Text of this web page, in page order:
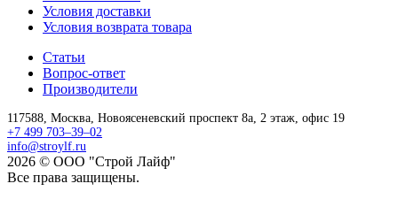
Условия доставки
Условия возврата товара
Статьи
Вопрос-ответ
Производители
117588, Москва, Новоясеневский проспект 8а, 2 этаж, офис 19
+7 499 703–39–02
info@stroylf.ru
2026 © ООО "Строй Лайф"
Все права защищены.